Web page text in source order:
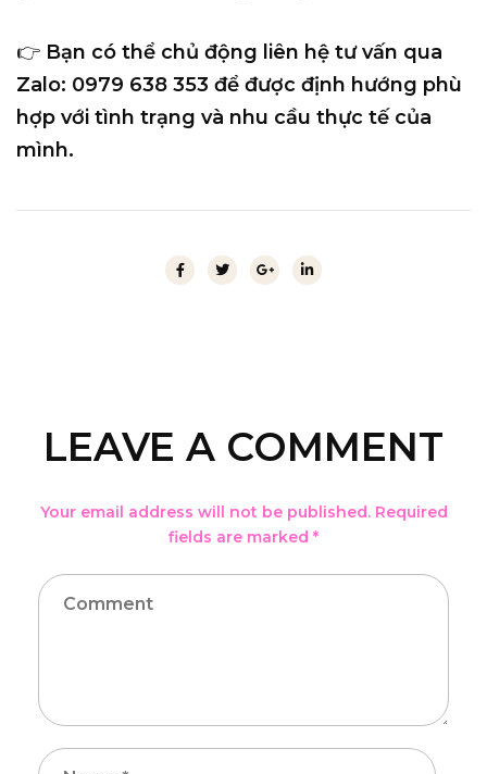
👉 Bạn có thể chủ động liên hệ tư vấn qua
Zalo: 0979 638 353 để được định hướng phù
hợp với tình trạng và nhu cầu thực tế của
mình.
LEAVE A COMMENT
Your email address will not be published. Required
fields are marked *